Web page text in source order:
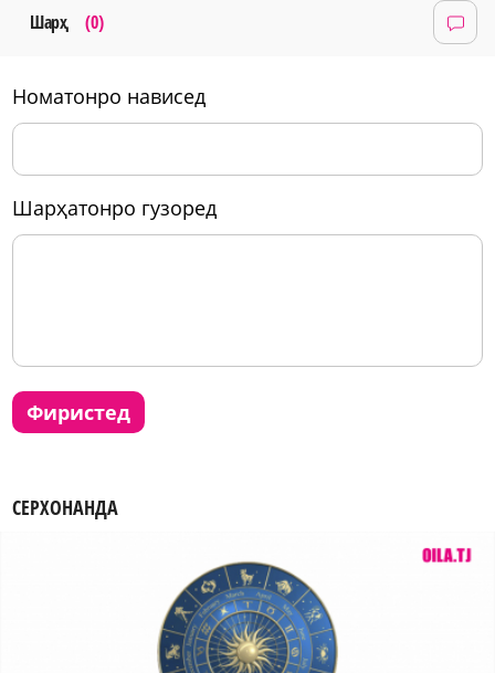
Шарҳ (0)
номатонро нависед
шарҳатонро гузоред
фиристед
СЕРХОНАНДА